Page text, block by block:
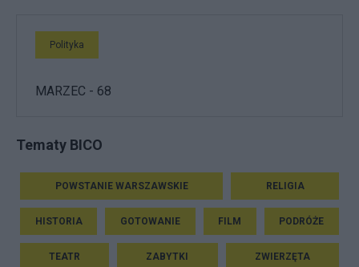
Polityka
MARZEC - 68
Tematy BICO
POWSTANIE WARSZAWSKIE RELIGIA
HISTORIA GOTOWANIE FILM PODRÓŻE
TEATR ZABYTKI ZWIERZĘTA